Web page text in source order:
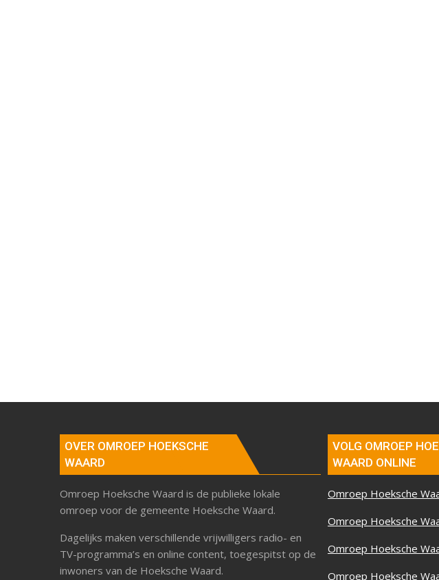
OVER OMROEP HOEKSCHE
WAARD
Omroep Hoeksche Waard is de publieke lokale
omroep voor de gemeente Hoeksche Waard.
Dagelijks maken verschillende vrijwilligers radio- en
TV-programma’s en online content, toegespitst op de
inwoners van de Hoeksche Waard.
VOLG OMROEP
WAARD ONLINE
Omroep Hoeksche
Omroep Hoeksche
Omroep Hoeksche
Omroep Hoeksche